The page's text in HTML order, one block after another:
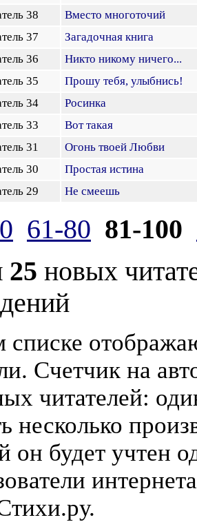
38
Вместо многоточий
37
Загадочная книга
36
Никто никому ничего...
35
Прошу тебя, улыбнись!
34
Росинка
33
Вот такая
31
Огонь твоей Любви
30
Простая истина
29
Не смеешь
61-80 81-100
25 новых
Счетчик на
читателей:
несколько
он будет учтен